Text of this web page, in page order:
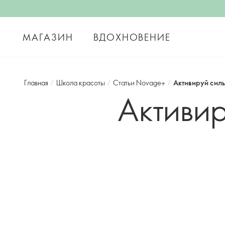
МАГАЗИН ВДОХНОВЕНИЕ
Главная / Школа красоты / Статьи Novage+ / Активируй